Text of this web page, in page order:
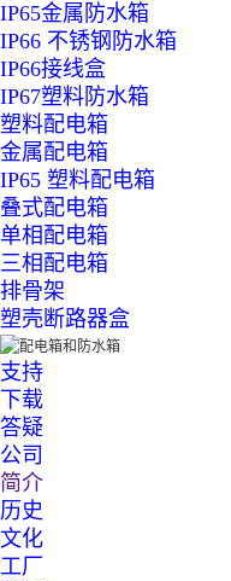
IP65金属防水箱
IP66 不锈钢防水箱
IP66接线盒
IP67塑料防水箱
塑料配电箱
金属配电箱
IP65 塑料配电箱
叠式配电箱
单相配电箱
三相配电箱
排骨架
塑壳断路器盒
支持
下载
答疑
公司
简介
历史
文化
工厂